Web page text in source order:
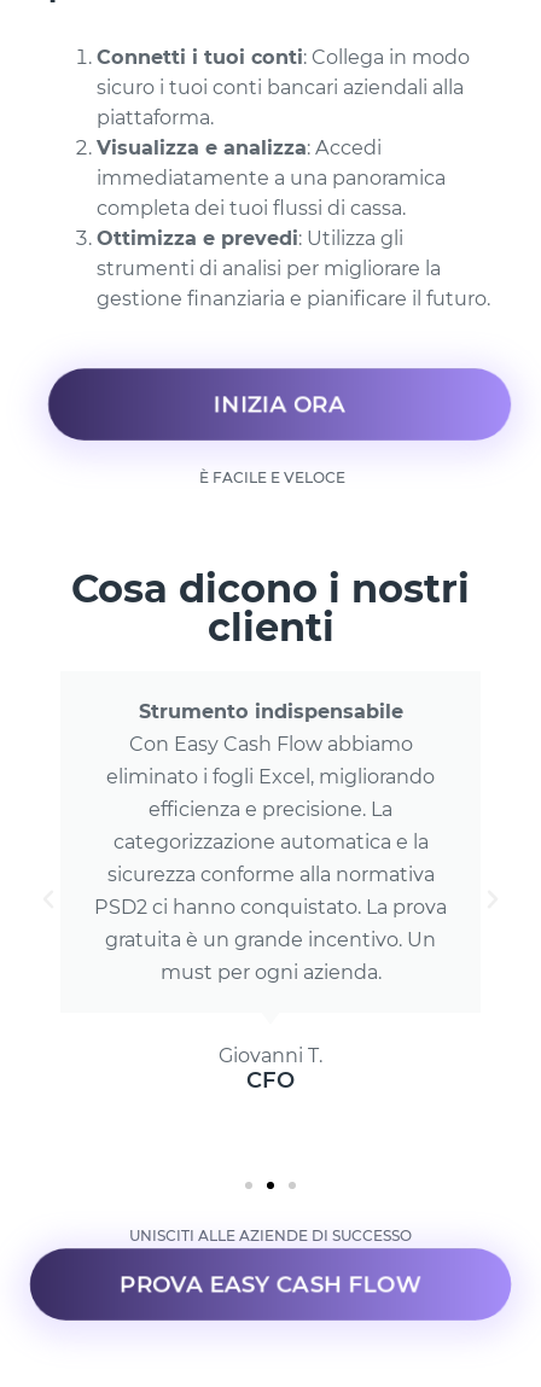
Connetti i tuoi conti: Collega in modo
sicuro i tuoi conti bancari aziendali alla
piattaforma.
Visualizza e analizza: Accedi
immediatamente a una panoramica
completa dei tuoi flussi di cassa.
Ottimizza e prevedi: Utilizza gli
strumenti di analisi per migliorare la
gestione finanziaria e pianificare il futuro.
INIZIA ORA
È FACILE E VELOCE
Cosa dicono i nostri
clienti
Strumento indispensabile
Con Easy Cash Flow abbiamo
eliminato i fogli Excel, migliorando
efficienza e precisione. La
categorizzazione automatica e la
sicurezza conforme alla normativa
PSD2 ci hanno conquistato. La prova
gratuita è un grande incentivo. Un
must per ogni azienda.
Giovanni T.
CFO
UNISCITI ALLE AZIENDE DI SUCCESSO
PROVA EASY CASH FLOW